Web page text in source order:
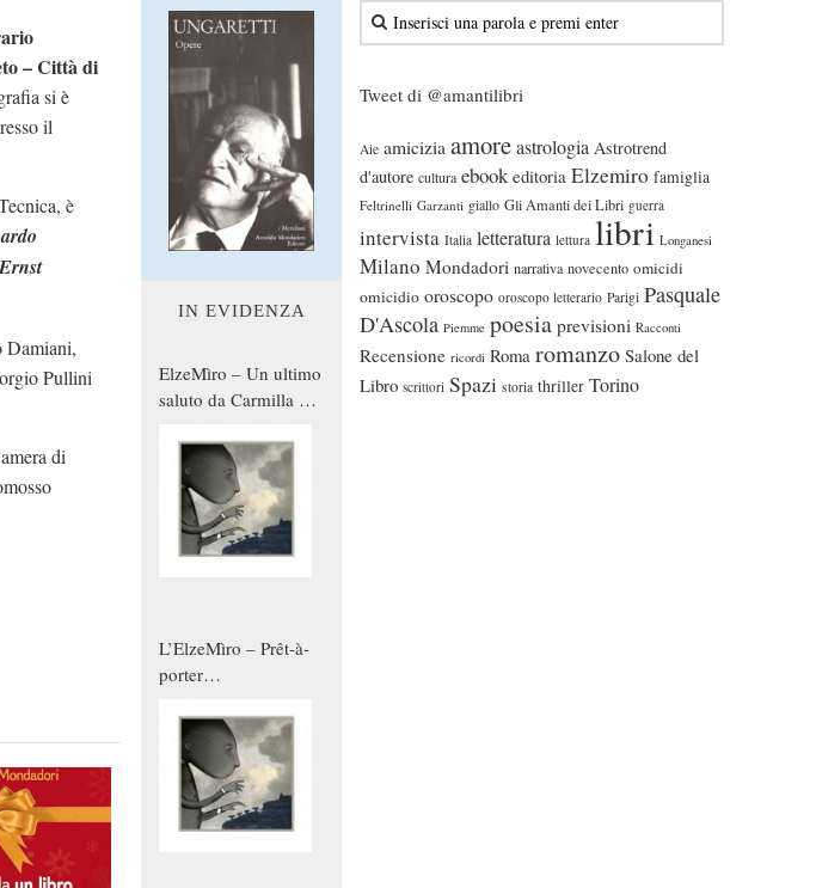
– Città di
si è
il
è
Ernst
Damiani,
Pullini
di
Tweet di @amantilibri
Aie amicizia amoreastrologia Astrotrend
d'autore cultura ebook editoria Elzemiro famiglia
Feltrinelli Garzanti giallo Gli Amanti dei Libri guerra
intervista Italia letteratura lettura libri Longanesi
Milano Mondadori narrativa novecento omicidi
omicidio oroscopo oroscopo letterario Parigi Pasquale
D'Ascola Piemme poesia previsioni Racconti
Recensione ricordi Roma romanzo Salone del
Libro scrittori Spazi storia thriller Torino
IN EVIDENZA
ElzeMìro – Un ultimo
saluto da Carmilla a
qualche modo sono
donne
L’ElzeMìro – Prêt-à-
porter